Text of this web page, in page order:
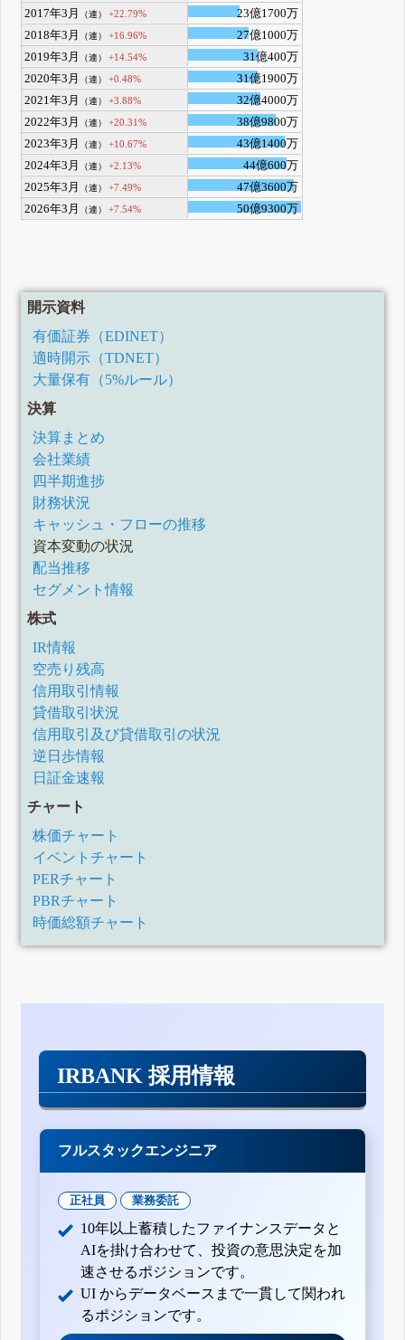
2017年3月
（連） +22.79%
23億1700万
2018年3月
（連） +16.96%
27億1000万
2019年3月
（連） +14.54%
31億400万
2020年3月
（連） +0.48%
31億1900万
2021年3月
（連） +3.88%
32億4000万
2022年3月
（連） +20.31%
38億9800万
2023年3月
（連） +10.67%
43億1400万
2024年3月
（連） +2.13%
44億600万
2025年3月
（連） +7.49%
47億3600万
2026年3月
（連） +7.54% 50億9300万
開示資料
有価証券（EDINET）
適時開示（TDNET）
大量保有（5%ルール）
決算
決算まとめ
会社業績
四半期進捗
財務状況
キャッシュ・フローの推移
資本変動の状況
配当推移
セグメント情報
株式
IR情報
空売り残高
信用取引情報
貸借取引状況
信用取引及び貸借取引の状況
逆日歩情報
日証金速報
チャート
株価チャート
イベントチャート
PERチャート
PBRチャート
時価総額チャート
IRBANK 採用情報
フルスタックエンジニア
正社員 業務委託
10年以上蓄積したファイナンスデータと
AIを掛け合わせて、投資の意思決定を加
速させるポジションです。
UI からデータベースまで一貫して関われ
るポジションです。